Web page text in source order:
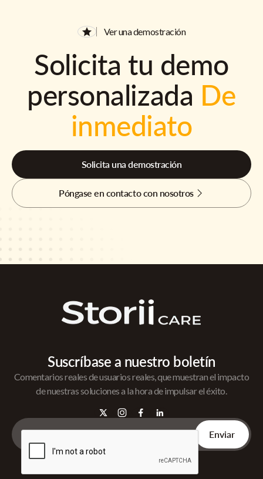
Ver una demostración
Solicita tu demo
personalizada De
inmediato
Solicita una demostración
Póngase en contacto con nosotros
Suscríbase a nuestro boletín
Comentarios reales de usuarios reales, que muestran el impacto
de nuestras soluciones a la hora de impulsar el éxito.